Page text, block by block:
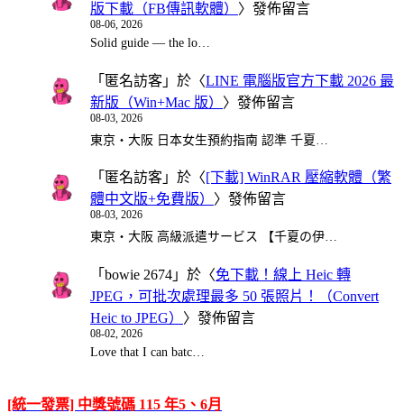
版下載（FB傳訊軟體） 〉發佈留言
08-06, 2026
Solid guide — the lo…
「 匿名訪客 」於〈LINE 電腦版官方下載 2026 最
新版（Win+Mac 版） 〉發佈留言
08-03, 2026
東京・大阪 日本女生預約指南 認準 千夏…
「 匿名訪客 」於〈[下載] WinRAR 壓縮軟體（繁
體中文版+免費版） 〉發佈留言
08-03, 2026
東京・大阪 高級派遣サービス 【千夏の伊…
「 bowie 2674 」於〈免下載！線上 Heic 轉
JPEG，可批次處理最多 50 張照片！（Convert
Heic to JPEG） 〉發佈留言
08-02, 2026
Love that I can batc…
[統一發票] 中獎號碼 115 年5、6月